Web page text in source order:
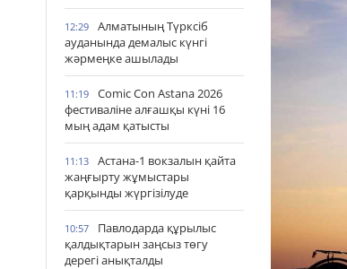
12:29
Алматының Түрксіб
ауданында демалыс күнгі
жәрмеңке ашылады
11:19
Comic Con Astana 2026
фестиваліне алғашқы күні 16
мың адам қатысты
11:13
Астана-1 вокзалын қайта
жаңғырту жұмыстары
қарқынды жүргізілуде
10:57
Павлодарда құрылыс
қалдықтарын заңсыз төгу
дерегі анықталды